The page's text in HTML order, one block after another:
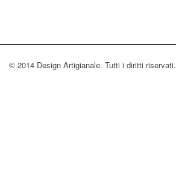
© 2014 Design Artigianale. Tutti i diritti riservati.